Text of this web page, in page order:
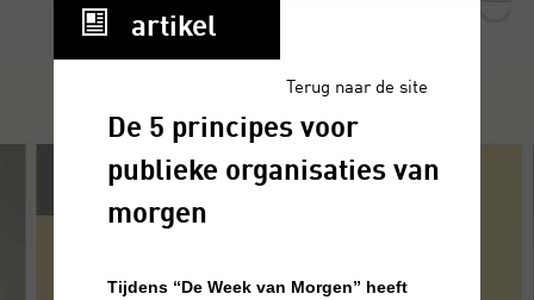
Terug naar de site
artikel
De 5 principes voor
publieke organisaties van
morgen
Tijdens “De Week van Morgen” heeft